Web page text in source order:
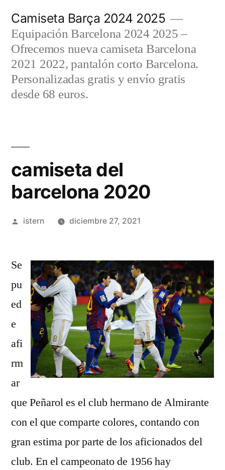
contenido
Camiseta Barça 2024 2025
Equipación Barcelona 2024 2025 –
Ofrecemos nueva camiseta Barcelona
2021 2022, pantalón corto Barcelona.
Personalizadas gratis y envío gratis
desde 68 euros.
camiseta del
barcelona 2020
Publicado
istern diciembre 27, 2021
Se
pu
ed
e
afi
rm
ar
que Peñarol es el club hermano de Almirante
con el que comparte colores, contando con
gran estima por parte de los aficionados del
club. En el campeonato de 1956 hay